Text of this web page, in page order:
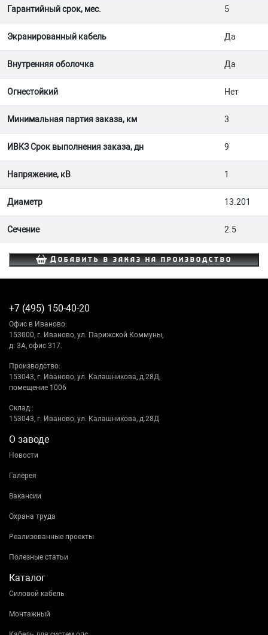
Гарантийный срок, мес. 5
Экранированный кабель Да
Внутренняя оболочка Да
Огнестойкий Нет
Минимальная партия заказа, км 3
ИВКЗ Срок выполнения заказа, дн 9
Напряжение, кВ 1
Диаметр 13.201
Сечение 2.5
Добавить в заказ на производство
+7 (495) 150-40-20
Офис в Иваново:
153000, г. Иваново, ул. Парижской Коммуны,
д. 3А, офис 317.
Производство:
153043, г. Иваново, ул. Калашникова, д.28Д,
помещение 1006
Склад::
153043, г. Иваново, ул. Калашникова, д.28Д
О заводе
Новости
Галерея
Вакансии
Охрана труда
Реализованные проекты
Полезные статьи
Каталог
Силовой кабель
Монтажный